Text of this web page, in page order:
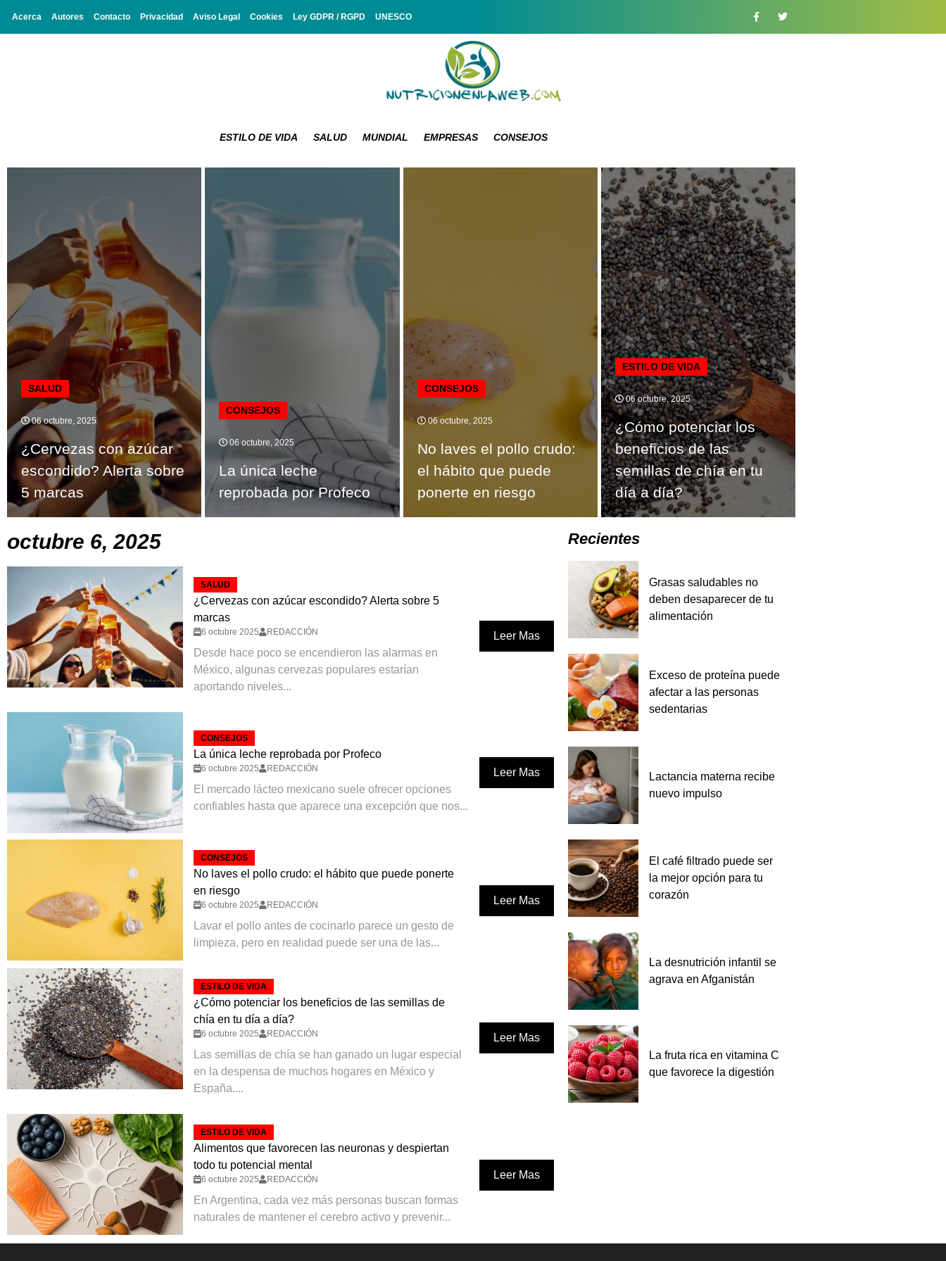
Acerca Autores Contacto Privacidad Aviso Legal Cookies Ley GDPR / RGPD UNESCO
ESTILO DE VIDA SALUD MUNDIAL EMPRESAS CONSEJOS
SALUD
06 octubre, 2025
¿Cervezas con azúcar
escondido? Alerta sobre
5 marcas
CONSEJOS
06 octubre, 2025
La única leche
reprobada por Profeco
CONSEJOS
06 octubre, 2025
No laves el pollo crudo:
el hábito que puede
ponerte en riesgo
ESTILO DE VIDA
06 octubre, 2025
¿Cómo potenciar los
beneficios de las
semillas de chía en tu
día a día?
octubre 6, 2025
SALUD
¿Cervezas con azúcar escondido? Alerta sobre 5
marcas
6 octubre 2025 REDACCIÓN
Desde hace poco se encendieron las alarmas en
México, algunas cervezas populares estarían
aportando niveles...
Leer Mas
CONSEJOS
La única leche reprobada por Profeco
6 octubre 2025 REDACCIÓN
El mercado lácteo mexicano suele ofrecer opciones
confiables hasta que aparece una excepción que nos...
Leer Mas
CONSEJOS
No laves el pollo crudo: el hábito que puede ponerte
en riesgo
6 octubre 2025 REDACCIÓN
Lavar el pollo antes de cocinarlo parece un gesto de
limpieza, pero en realidad puede ser una de las...
Leer Mas
ESTILO DE VIDA
¿Cómo potenciar los beneficios de las semillas de
chía en tu día a día?
6 octubre 2025 REDACCIÓN
Las semillas de chía se han ganado un lugar especial
en la despensa de muchos hogares en México y
España....
Leer Mas
ESTILO DE VIDA
Alimentos que favorecen las neuronas y despiertan
todo tu potencial mental
6 octubre 2025 REDACCIÓN
En Argentina, cada vez más personas buscan formas
naturales de mantener el cerebro activo y prevenir...
Leer Mas
Recientes
Grasas saludables no
deben desaparecer de tu
alimentación
Exceso de proteína puede
afectar a las personas
sedentarias
Lactancia materna recibe
nuevo impulso
El café filtrado puede ser
la mejor opción para tu
corazón
La desnutrición infantil se
agrava en Afganistán
La fruta rica en vitamina C
que favorece la digestión